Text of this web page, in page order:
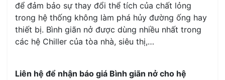
để đảm bảo sự thay đổi thể tích của chất lỏng
trong hệ thống không làm phá hủy đường ống hay
thiết bị. Bình giãn nở được dùng nhiều nhất trong
các hệ Chiller của tòa nhà, siêu thị,…
Liên hệ để nhận báo giá Bình giãn nở cho hệ